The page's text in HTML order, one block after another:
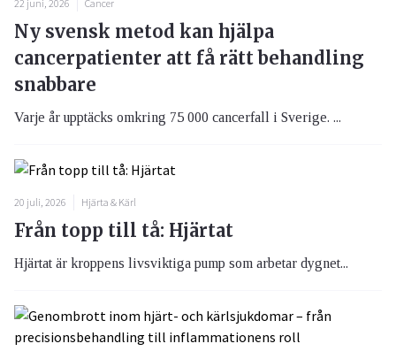
22 juni, 2026 Cancer
Ny svensk metod kan hjälpa
cancerpatienter att få rätt behandling
snabbare
Varje år upptäcks omkring 75 000 cancerfall i Sverige. ...
20 juli, 2026 Hjärta & Kärl
Från topp till tå: Hjärtat
Hjärtat är kroppens livsviktiga pump som arbetar dygnet...